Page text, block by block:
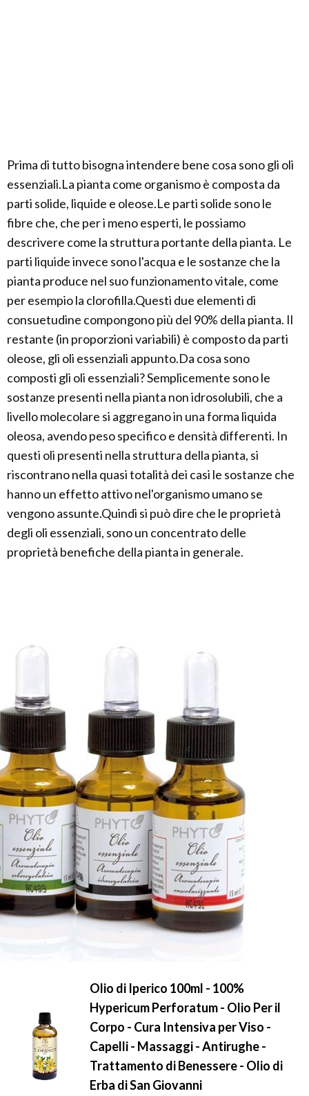
Prima di tutto bisogna intendere bene cosa sono gli oli
essenziali.La pianta come organismo è composta da
parti solide, liquide e oleose.Le parti solide sono le
fibre che, che per i meno esperti, le possiamo
descrivere come la struttura portante della pianta. Le
parti liquide invece sono l'acqua e le sostanze che la
pianta produce nel suo funzionamento vitale, come
per esempio la clorofilla.Questi due elementi di
consuetudine compongono più del 90% della pianta. Il
restante (in proporzioni variabili) è composto da parti
oleose, gli oli essenziali appunto.Da cosa sono
composti gli oli essenziali? Semplicemente sono le
sostanze presenti nella pianta non idrosolubili, che a
livello molecolare si aggregano in una forma liquida
oleosa, avendo peso specifico e densità differenti. In
questi oli presenti nella struttura della pianta, si
riscontrano nella quasi totalità dei casi le sostanze che
hanno un effetto attivo nel'organismo umano se
vengono assunte.Quindi si può dire che le proprietà
degli oli essenziali, sono un concentrato delle
proprietà benefiche della pianta in generale.
Olio di Iperico 100ml - 100%
Hypericum Perforatum - Olio Per il
Corpo - Cura Intensiva per Viso -
Capelli - Massaggi - Antirughe -
Trattamento di Benessere - Olio di
Erba di San Giovanni